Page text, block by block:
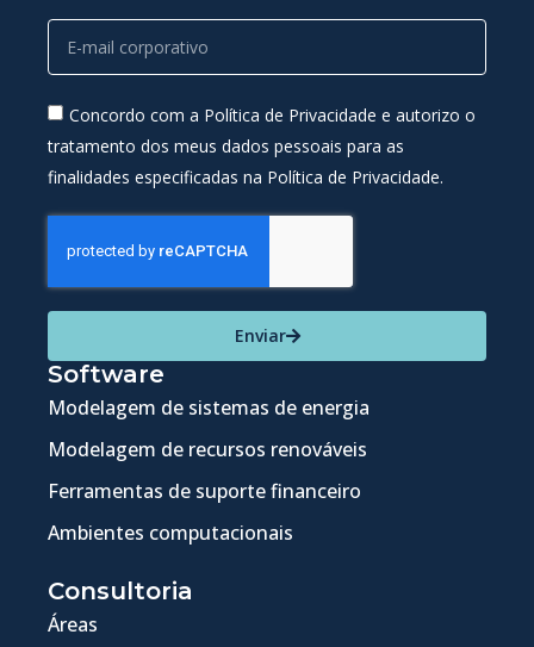
Concordo com a Política de Privacidade e autorizo o
tratamento dos meus dados pessoais para as
finalidades especificadas na Política de Privacidade.
Enviar
Software
Modelagem de sistemas de energia
Modelagem de recursos renováveis
Ferramentas de suporte financeiro
Ambientes computacionais
Consultoria
Áreas